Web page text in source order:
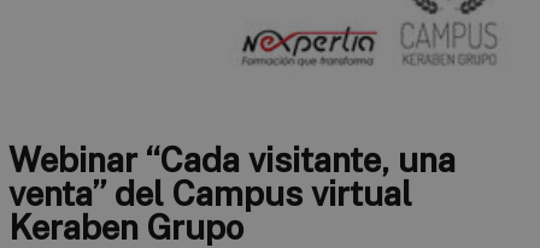
Webinar “Cada visitante, una
venta” del Campus virtual
Keraben Grupo